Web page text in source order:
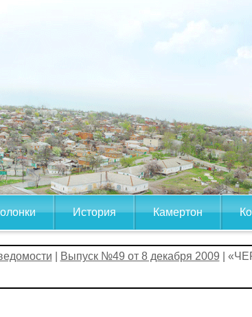
История Камертон
Выпуск №49 от 8 декабря 2009 |